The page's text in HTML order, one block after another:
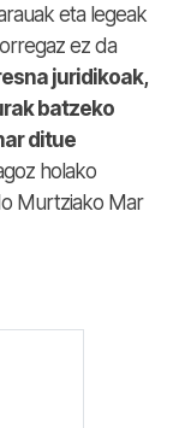
eta legeak
ez da
juridikoak,
batzeko
ditue
holako
Murtziako Mar